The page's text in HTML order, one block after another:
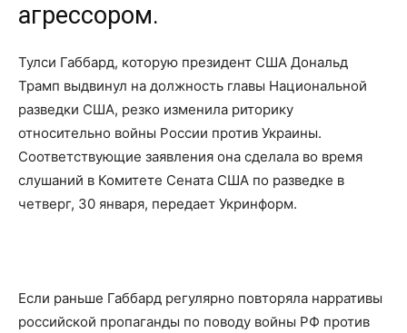
агрессором.
Тулси Габбард, которую президент США Дональд
Трамп выдвинул на должность главы Национальной
разведки США, резко изменила риторику
относительно войны России против Украины.
Соответствующие заявления она сделала во время
слушаний в Комитете Сената США по разведке в
четверг, 30 января, передает Укринформ.
Если раньше Габбард регулярно повторяла нарративы
российской пропаганды по поводу войны РФ против